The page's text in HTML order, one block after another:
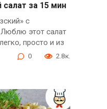
за 15 мин
с
этот салат
просто и из
0 2.8к.